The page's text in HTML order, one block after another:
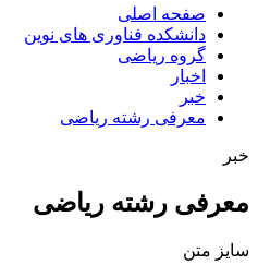
صفحه اصلی
دانشکده فناوری های نوین
گروه ریاضی
اخبار
خبر
معرفی رشته ریاضی
خبر
معرفی رشته ریاضی
سایز متن